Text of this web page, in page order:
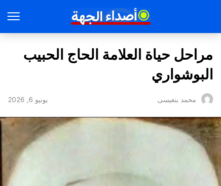
مراحل حياة العلامة الحاج الحبيب
البوشواري
محمد بنعيسى يونيو 6, 2026